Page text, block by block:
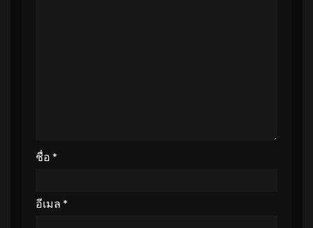
ชื่อ *
อีเมล *